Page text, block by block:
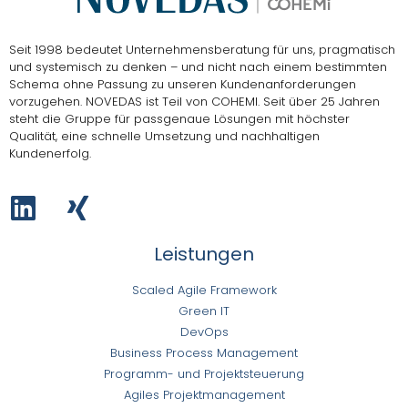
Seit 1998 bedeutet Unternehmensberatung für uns, pragmatisch
und systemisch zu denken – und nicht nach einem bestimmten
Schema ohne Passung zu unseren Kundenanforderungen
vorzugehen. NOVEDAS ist Teil von COHEMI. Seit über 25 Jahren
steht die Gruppe für passgenaue Lösungen mit höchster
Qualität, eine schnelle Umsetzung und nachhaltigen
Kundenerfolg.
Leistungen
Scaled Agile Framework
Green IT
DevOps
Business Process Management
Programm- und Projektsteuerung
Agiles Projektmanagement